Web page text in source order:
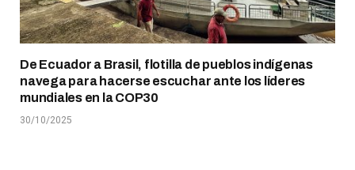
De Ecuador a Brasil, flotilla de pueblos indígenas
navega para hacerse escuchar ante los líderes
mundiales en la COP30
30/10/2025